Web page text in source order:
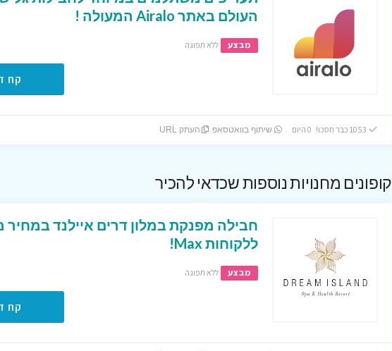
העולם באתר Airalo המעולה !
מבצע ללא תפוגה
קח
שיתוף בוואטסאפ העתק URL
קופונים מחנויות נוספות שכדאי להכיר
חבילה מפנקת במלון דרים איילנד במחיר
ללקוחות Max!
מבצע ללא תפוגה
קח